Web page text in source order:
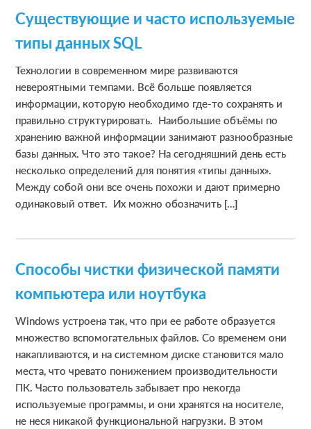
Существующие и часто используемые
типы данных SQL
Технологии в современном мире развиваются
невероятными темпами. Всё больше появляется
информации, которую необходимо где-то сохранять и
правильно структурировать. Наибольшие объёмы по
хранению важной информации занимают разнообразные
базы данных. Что это такое? На сегодняшний день есть
несколько определений для понятия «типы данных».
Между собой они все очень похожи и дают примерно
одинаковый ответ. Их можно обозначить […]
Способы чистки физической памяти
компьютера или ноутбука
Windows устроена так, что при ее работе образуется
множество вспомогательных файлов. Со временем они
накапливаются, и на системном диске становится мало
места, что чревато понижением производительности
ПК. Часто пользователь забывает про некогда
используемые программы, и они хранятся на носителе,
не неся никакой функциональной нагрузки. В этом